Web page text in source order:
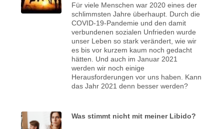
Für viele Menschen war 2020 eines der
schlimmsten Jahre überhaupt. Durch die
COVID-19-Pandemie und den damit
verbundenen sozialen Unfrieden wurde
unser Leben so stark verändert, wie wir
es bis vor kurzem kaum noch gedacht
hätten. Und auch im Januar 2021
werden wir noch einige
Herausforderungen vor uns haben. Kann
das Jahr 2021 denn besser werden?
Was stimmt nicht mit meiner Libido?